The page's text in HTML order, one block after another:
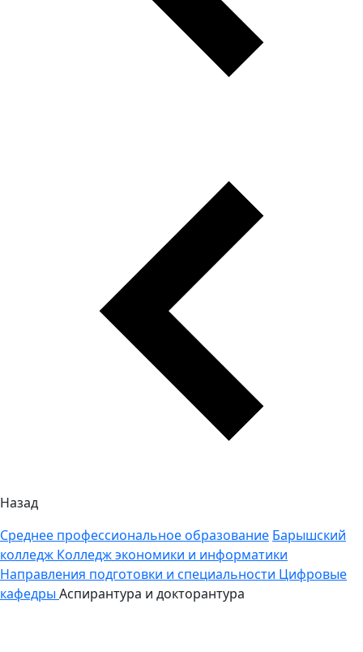
Назад
Среднее профессиональное образование Барышский
колледж Колледж экономики и информатики
Направления подготовки и специальности Цифровые
кафедры Аспирантура и докторантура